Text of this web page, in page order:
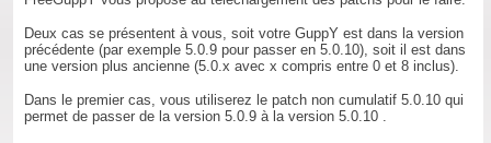
Deux cas se présentent à vous, soit votre GuppY est dans la version
précédente (par exemple 5.0.9 pour passer en 5.0.10), soit il est dans
une version plus ancienne (5.0.x avec x compris entre 0 et 8 inclus).
Dans le premier cas, vous utiliserez le patch non cumulatif 5.0.10 qui
permet de passer de la version 5.0.9 à la version 5.0.10 .